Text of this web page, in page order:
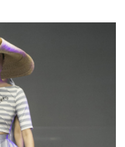
》合作，在米蘭
灣新時尚》（braIN